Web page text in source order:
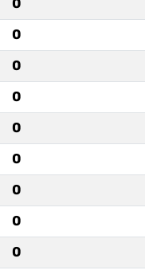
0
0
0
0
0
0
0
0
0